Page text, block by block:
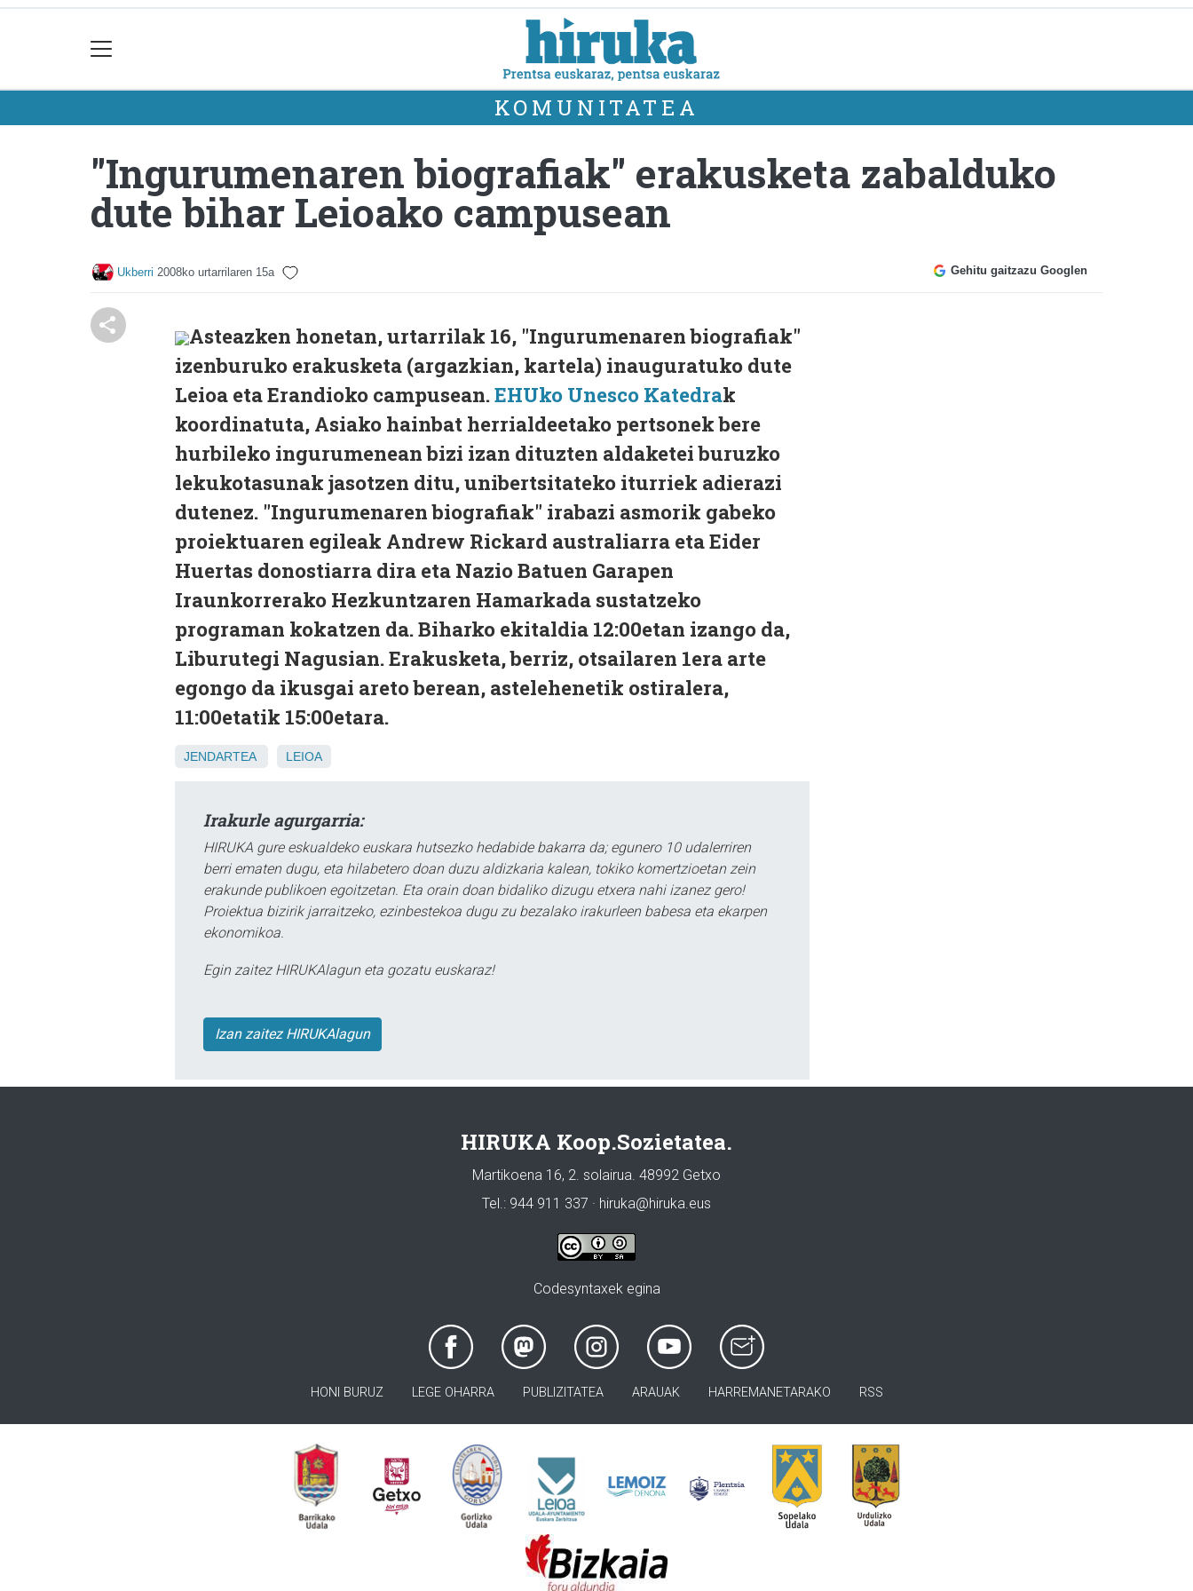
KOMUNITATEA
"Ingurumenaren biografiak" erakusketa zabalduko
dute bihar Leioako campusean
Ukberri 2008ko urtarrilaren 15a Gehitu gaitzazu Googlen
Asteazken honetan, urtarrilak 16, "Ingurumenaren biografiak"
izenburuko erakusketa (argazkian, kartela) inauguratuko dute
Leioa eta Erandioko campusean.EHUko Unesco Katedrak
koordinatuta, Asiako hainbat herrialdeetako pertsonek bere
hurbileko ingurumenean bizi izan dituzten aldaketei buruzko
lekukotasunak jasotzen ditu, unibertsitateko iturriek adierazi
dutenez. "Ingurumenaren biografiak" irabazi asmorik gabeko
proiektuaren egileak Andrew Rickard australiarra eta Eider
Huertas donostiarra dira eta Nazio Batuen Garapen
Iraunkorrerako Hezkuntzaren Hamarkada sustatzeko
programan kokatzen da. Biharko ekitaldia 12:00etan izango da,
Liburutegi Nagusian. Erakusketa, berriz, otsailaren 1era arte
egongo da ikusgai areto berean, astelehenetik ostiralera,
11:00etatik 15:00etara.
JENDARTEA LEIOA
Irakurle agurgarria:
HIRUKA gure eskualdeko euskara hutsezko hedabide bakarra da; egunero 10 udalerriren
berri ematen dugu, eta hilabetero doan duzu aldizkaria kalean, tokiko komertzioetan zein
erakunde publikoen egoitzetan. Eta orain doan bidaliko dizugu etxera nahi izanez gero!
Proiektua bizirik jarraitzeko, ezinbestekoa dugu zu bezalako irakurleen babesa eta ekarpen
ekonomikoa.
Egin zaitez HIRUKAlagun eta gozatu euskaraz!
Izan zaitez HIRUKAlagun
HIRUKA Koop.Sozietatea.
Martikoena 16, 2. solairua. 48992 Getxo
Tel.: 944 911 337 · hiruka@hiruka.eus
Codesyntaxek egina
HONI BURUZ LEGE OHARRA PUBLIZITATEA ARAUAK HARREMANETARAKO RSS